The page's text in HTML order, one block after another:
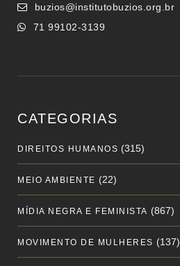
buzios@institutobuzios.org.br
71 99102-3139
CATEGORIAS
DIREITOS HUMANOS (315)
MEIO AMBIENTE (22)
MÍDIA NEGRA E FEMINISTA (867)
MOVIMENTO DE MULHERES (137)